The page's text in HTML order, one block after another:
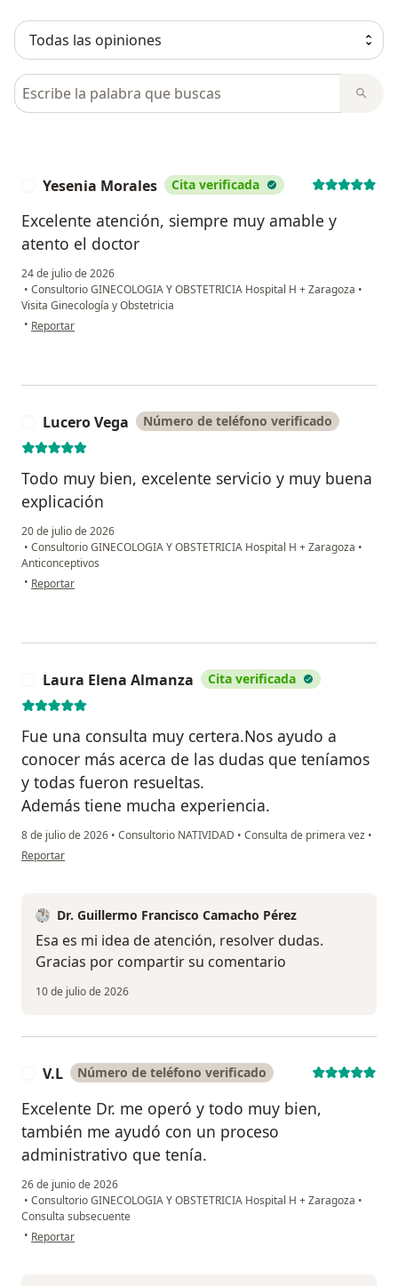
Busca en opiniones
Yesenia Morales Cita verificada
Excelente atención, siempre muy amable y
atento el doctor
24 de julio de 2026
• Consultorio GINECOLOGIA Y OBSTETRICIA Hospital H + Zaragoza •
Visita Ginecología y Obstetricia
• en opinión del usuario Yesenia Morales
Reportar
Lucero Vega Número de teléfono verificado
Todo muy bien, excelente servicio y muy buena
explicación
20 de julio de 2026
• Consultorio GINECOLOGIA Y OBSTETRICIA Hospital H + Zaragoza •
Anticonceptivos
• en opinión del usuario Lucero Vega
Reportar
Laura Elena Almanza Cita verificada
Fue una consulta muy certera.Nos ayudo a
conocer más acerca de las dudas que teníamos
y todas fueron resueltas.
Además tiene mucha experiencia.
8 de julio de 2026 • Consultorio NATIVIDAD • Consulta de primera vez •
en opinión del usuario Laura Elena Almanza
Reportar
Dr. Guillermo Francisco Camacho Pérez
Esa es mi idea de atención, resolver dudas.
Gracias por compartir su comentario
10 de julio de 2026
V.L Número de teléfono verificado
Excelente Dr. me operó y todo muy bien,
también me ayudó con un proceso
administrativo que tenía.
26 de junio de 2026
• Consultorio GINECOLOGIA Y OBSTETRICIA Hospital H + Zaragoza •
Consulta subsecuente
• en opinión del usuario V.L
Reportar